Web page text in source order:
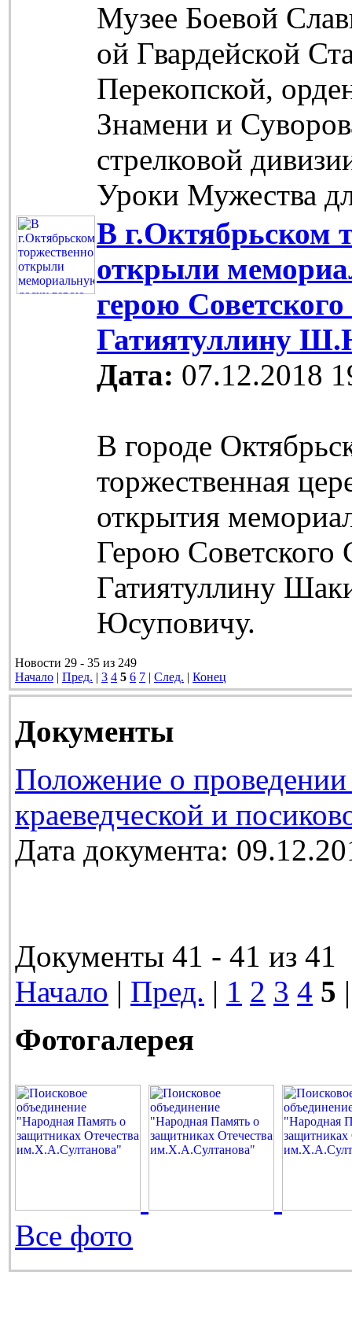
Музее Боевой
ой Гвардейской
Перекопской,
Знамени и
стрелковой
Уроки Мужества
В г.Октябрьском
открыли
герою
Гатиятуллину
Дата: 07.12.2018
В городе
торжественная
открытия
Герою Советского
Гатиятуллину
Юсуповичу.
Новости 29 - 35 из 249
Начало | Пред. | 3 4 5 6 7 | След. | Конец
Документы
Положение о проведении
краеведческой и
Дата документа:
Документы 41 - 41 из 41
Начало | Пред. | 1 2 3 4 5
Фотогалерея
Все фото